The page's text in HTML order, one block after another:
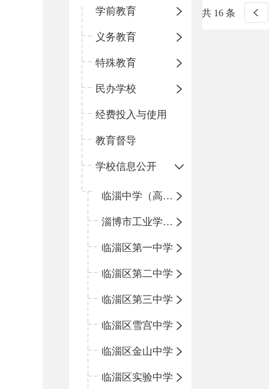
学前教育
义务教育
特殊教育
民办学校
经费投入与使用
教育督导
学校信息公开
临淄中学（高中）
淄博市工业学校（中职学校）
临淄区第一中学
临淄区第二中学
临淄区第三中学
临淄区雪宫中学
临淄区金山中学
临淄区实验中学
共 16 条